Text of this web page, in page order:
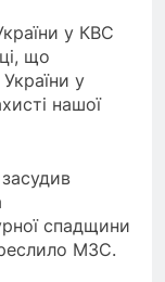
у КВС
що
України у
нашої
спадщини
МЗС.